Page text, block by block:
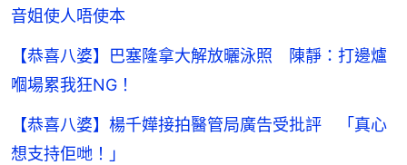
音姐使人唔使本
【恭喜八婆】巴塞隆拿大解放曬泳照 陳靜：打邊爐
嗰場累我狂NG！
【恭喜八婆】楊千嬅接拍醫管局廣告受批評 「真心
想支持佢哋！」